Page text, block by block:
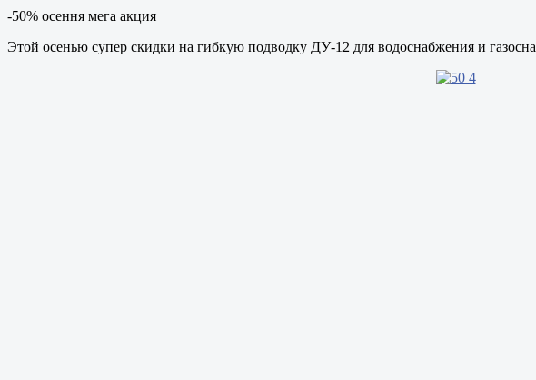
-50% осення мега акция
Этой осенью супер скидки на гибкую подводку ДУ-12 для водоснабжения и